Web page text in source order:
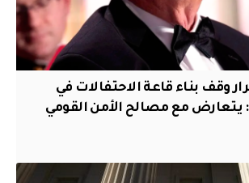
وقف بناء قاعة الاحتفالات في
يتعارض مع مصالح الأمن القومي